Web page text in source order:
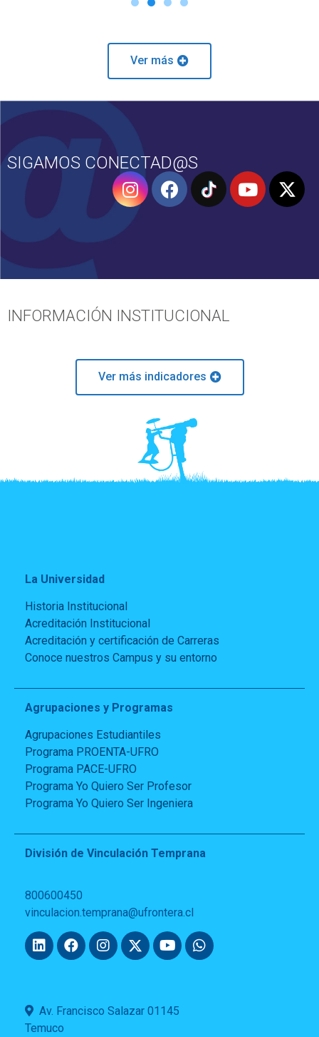
Ver más
SIGAMOS CONECTAD@S
INFORMACIÓN INSTITUCIONAL
Ver más indicadores
La Universidad
Historia Institucional
Acreditación Institucional
Acreditación y certificación de Carreras
Conoce nuestros Campus y su entorno
Agrupaciones y Programas
Agrupaciones Estudiantiles
Programa PROENTA-UFRO
Programa PACE-UFRO
Programa Yo Quiero Ser Profesor
Programa Yo Quiero Ser Ingeniera
División de Vinculación Temprana
800600450
vinculacion.temprana@ufrontera.cl
Av. Francisco Salazar 01145
Temuco